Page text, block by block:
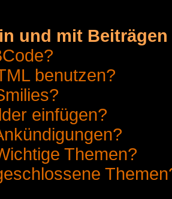
und mit
benutzen?
einfügen?
Themen?